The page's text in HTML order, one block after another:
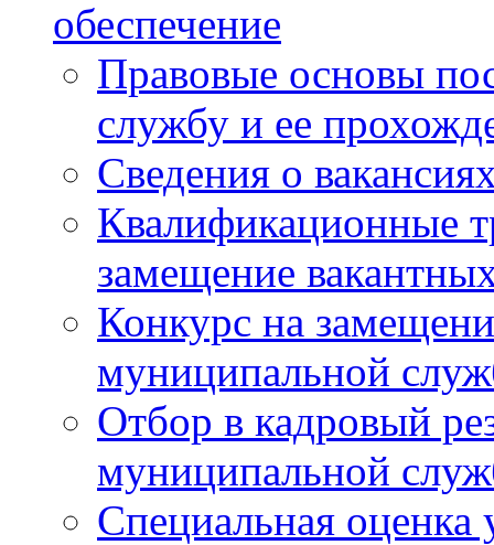
обеспечение
Правовые основы
службу и ее
Сведения о
Квалификационные
замещение
Конкурс на
муниципальной
Отбор в кадровый
муниципальной
Специальная оценка